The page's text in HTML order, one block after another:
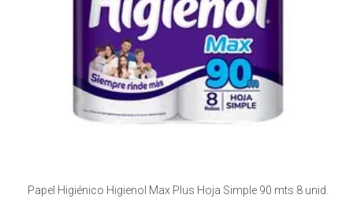
Papel Higiénico Higienol Max Plus Hoja Simple 90 mts 8 unid.